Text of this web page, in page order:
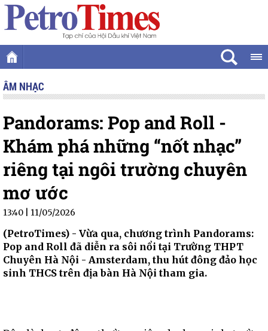
ÂM NHẠC
Pandorams: Pop and Roll -
Khám phá những “nốt nhạc”
riêng tại ngôi trường chuyên
mơ ước
13:40 | 11/05/2026
(PetroTimes) - Vừa qua, chương trình Pandorams:
Pop and Roll đã diễn ra sôi nổi tại Trường THPT
Chuyên Hà Nội - Amsterdam, thu hút đông đảo học
sinh THCS trên địa bàn Hà Nội tham gia.